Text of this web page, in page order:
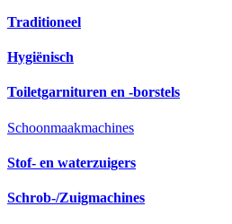
Traditioneel
Hygiënisch
Toiletgarnituren en -borstels
Schoonmaakmachines
Stof- en waterzuigers
Schrob-/Zuigmachines